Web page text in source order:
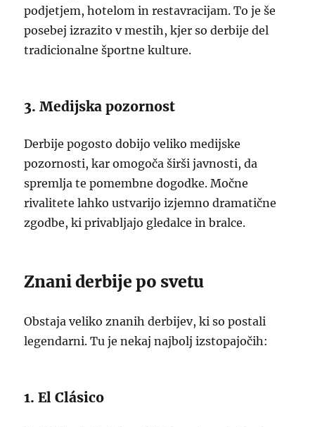
podjetjem, hotelom in restavracijam. To je še
posebej izrazito v mestih, kjer so derbije del
tradicionalne športne kulture.
3. Medijska pozornost
Derbije pogosto dobijo veliko medijske
pozornosti, kar omogoča širši javnosti, da
spremlja te pomembne dogodke. Močne
rivalitete lahko ustvarijo izjemno dramatične
zgodbe, ki privabljajo gledalce in bralce.
Znani derbije po svetu
Obstaja veliko znanih derbijev, ki so postali
legendarni. Tu je nekaj najbolj izstopajočih:
1. El Clásico